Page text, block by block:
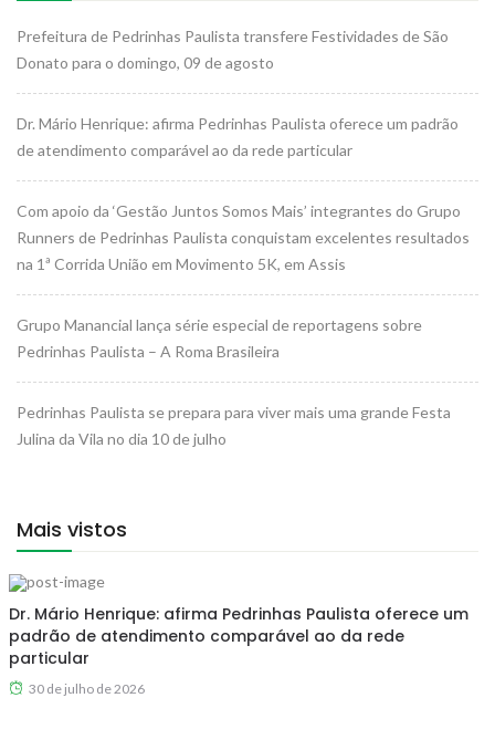
Prefeitura de Pedrinhas Paulista transfere Festividades de São
Donato para o domingo, 09 de agosto
Dr. Mário Henrique: afirma Pedrinhas Paulista oferece um padrão
de atendimento comparável ao da rede particular
Com apoio da ‘Gestão Juntos Somos Mais’ integrantes do Grupo
Runners de Pedrinhas Paulista conquistam excelentes resultados
na 1ª Corrida União em Movimento 5K, em Assis
Grupo Manancial lança série especial de reportagens sobre
Pedrinhas Paulista – A Roma Brasileira
Pedrinhas Paulista se prepara para viver mais uma grande Festa
Julina da Vila no dia 10 de julho
Mais vistos
Dr. Mário Henrique: afirma Pedrinhas Paulista oferece um
padrão de atendimento comparável ao da rede
particular
30 de julho de 2026